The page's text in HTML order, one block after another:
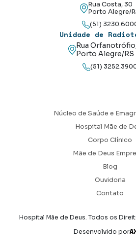
Rua Costa, 30
Porto Alegre/
(51)
Unidade de
Rua
Porto Alegre/RS
(51)
Núcleo de Saúde e
Hospital Mãe de
Corpo Clínico
Mãe de Deus
Blog
Ouvidoria
Contato
Hospital Mãe de Deus. Todos os
Desenvolvido por
Axysweb